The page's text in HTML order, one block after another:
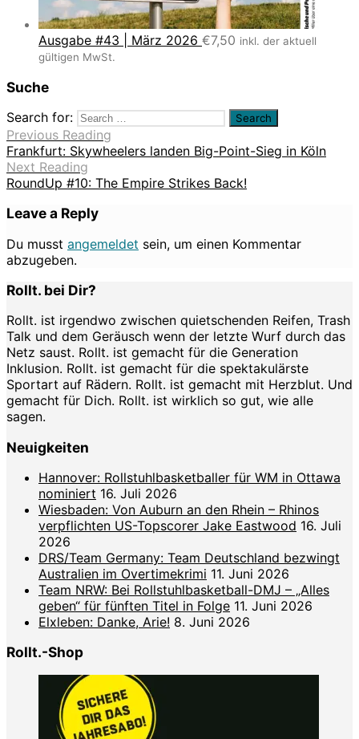
Ausgabe #43 | März 2026 €7,50 inkl. der aktuell
gültigen MwSt.
Suche
Search for:
Previous Reading
Frankfurt: Skywheelers landen Big-Point-Sieg in Köln
Next Reading
RoundUp #10: The Empire Strikes Back!
Leave a Reply
Du musst angemeldet sein, um einen Kommentar
abzugeben.
Rollt. bei Dir?
Rollt. ist irgendwo zwischen quietschenden Reifen, Trash
Talk und dem Geräusch wenn der letzte Wurf durch das
Netz saust. Rollt. ist gemacht für die Generation
Inklusion. Rollt. ist gemacht für die spektakulärste
Sportart auf Rädern. Rollt. ist gemacht mit Herzblut. Und
gemacht für Dich. Rollt. ist wirklich so gut, wie alle
sagen.
Neuigkeiten
Hannover: Rollstuhlbasketballer für WM in Ottawa
nominiert 16. Juli 2026
Wiesbaden: Von Auburn an den Rhein – Rhinos
verpflichten US-Topscorer Jake Eastwood 16. Juli
2026
DRS/Team Germany: Team Deutschland bezwingt
Australien im Overtimekrimi 11. Juni 2026
Team NRW: Bei Rollstuhlbasketball-DMJ – „Alles
geben“ für fünften Titel in Folge 11. Juni 2026
Elxleben: Danke, Arie! 8. Juni 2026
Rollt.-Shop